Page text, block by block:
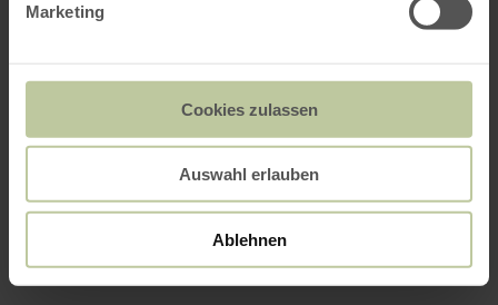
Marketing
Cookies zulassen
Auswahl erlauben
Ablehnen